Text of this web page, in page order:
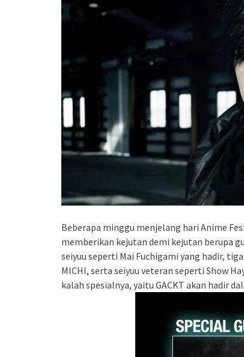
Beberapa minggu menjelang hari Anime
memberikan kejutan demi kejutan berupa
seiyuu seperti Mai Fuchigami yang hadir,
MICHI, serta seiyuu veteran seperti Show
kalah spesialnya, yaitu GACKT akan hadir